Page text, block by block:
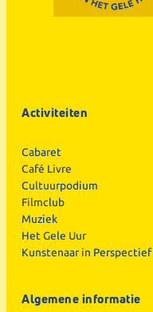
Activiteiten
Cabaret
Café Livre
Cultuurpodium
Filmclub
Muziek
Het Gele Uur
Kunstenaar in Perspectief
Algemene informatie